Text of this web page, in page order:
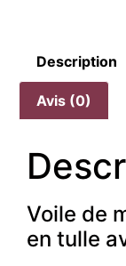
Description
Avis (0)
Voile de
en tulle